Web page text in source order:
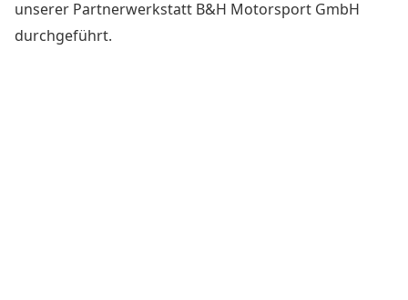
unserer Partnerwerkstatt B&H Motorsport GmbH
durchgeführt.